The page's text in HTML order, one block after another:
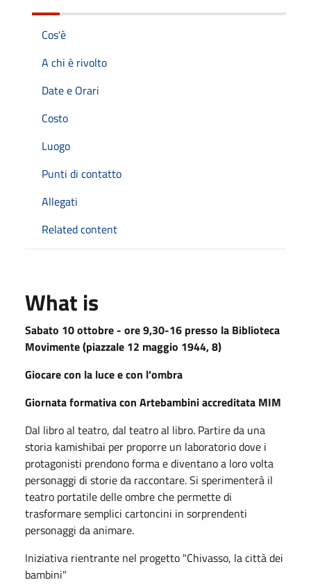
Cos'è
A chi è rivolto
Date e Orari
Costo
Luogo
Punti di contatto
Allegati
Related content
What is
Sabato 10 ottobre - ore 9,30-16 presso la Biblioteca
Movimente (piazzale 12 maggio 1944, 8)
Giocare con la luce e con l'ombra
Giornata formativa con Artebambini accreditata MIM
Dal libro al teatro, dal teatro al libro. Partire da una
storia kamishibai per proporre un laboratorio dove i
protagonisti prendono forma e diventano a loro volta
personaggi di storie da raccontare.Si sperimenterà il
teatro portatile delle ombre che permette di
trasformare semplici cartoncini in sorprendenti
personaggi da animare.
Iniziativa rientrante nel progetto "Chivasso, la città dei
bambini"